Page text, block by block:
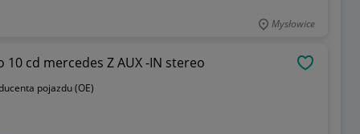
Mysłowice
RADIO MERCEDES BECKER ALPINE audio 10 cd mercedes Z AUX -IN stereo
pojazdu (OE)